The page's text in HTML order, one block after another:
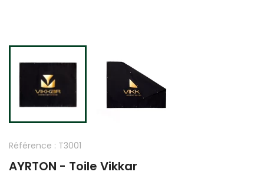
Référence : T3001
AYRTON - Toile Vikkar